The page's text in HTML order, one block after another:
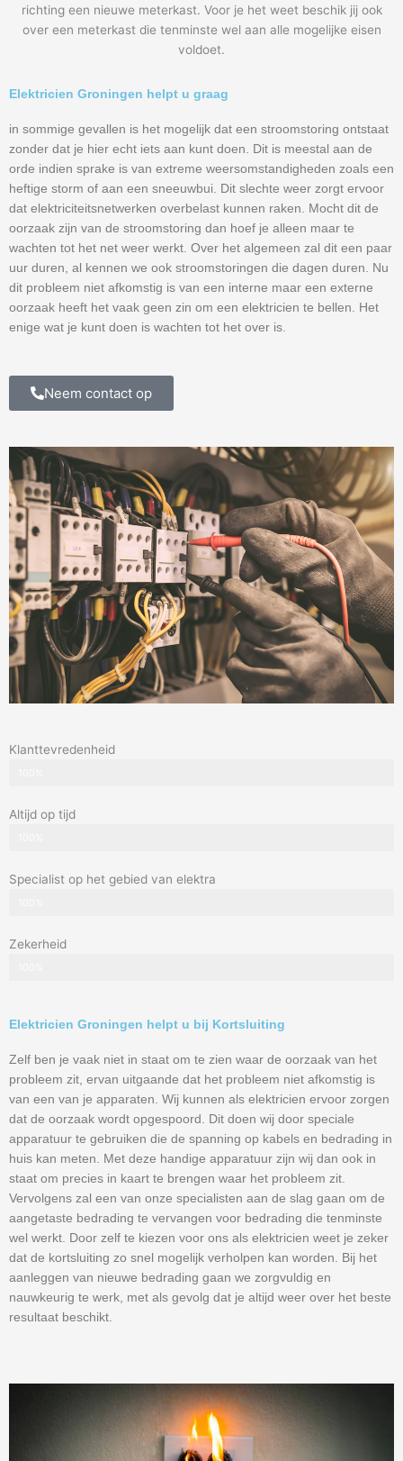
richting een nieuwe meterkast. Voor je het weet beschik jij ook
over een meterkast die tenminste wel aan alle mogelijke eisen
voldoet.
Elektricien Groningen helpt u graag
in sommige gevallen is het mogelijk dat een stroomstoring ontstaat
zonder dat je hier echt iets aan kunt doen. Dit is meestal aan de
orde indien sprake is van extreme weersomstandigheden zoals een
heftige storm of aan een sneeuwbui. Dit slechte weer zorgt ervoor
dat elektriciteitsnetwerken overbelast kunnen raken. Mocht dit de
oorzaak zijn van de stroomstoring dan hoef je alleen maar te
wachten tot het net weer werkt. Over het algemeen zal dit een paar
uur duren, al kennen we ook stroomstoringen die dagen duren. Nu
dit probleem niet afkomstig is van een interne maar een externe
oorzaak heeft het vaak geen zin om een elektricien te bellen. Het
enige wat je kunt doen is wachten tot het over is.
Neem contact op
Klanttevredenheid
Altijd op tijd
Specialist op het gebied van elektra
Zekerheid
Elektricien Groningen helpt u bij Kortsluiting
Zelf ben je vaak niet in staat om te zien waar de oorzaak van het
probleem zit, ervan uitgaande dat het probleem niet afkomstig is
van een van je apparaten. Wij kunnen als elektricien ervoor zorgen
dat de oorzaak wordt opgespoord. Dit doen wij door speciale
apparatuur te gebruiken die de spanning op kabels en bedrading in
huis kan meten. Met deze handige apparatuur zijn wij dan ook in
staat om precies in kaart te brengen waar het probleem zit.
Vervolgens zal een van onze specialisten aan de slag gaan om de
aangetaste bedrading te vervangen voor bedrading die tenminste
wel werkt. Door zelf te kiezen voor ons als elektricien weet je zeker
dat de kortsluiting zo snel mogelijk verholpen kan worden. Bij het
aanleggen van nieuwe bedrading gaan we zorgvuldig en
nauwkeurig te werk, met als gevolg dat je altijd weer over het beste
resultaat beschikt.